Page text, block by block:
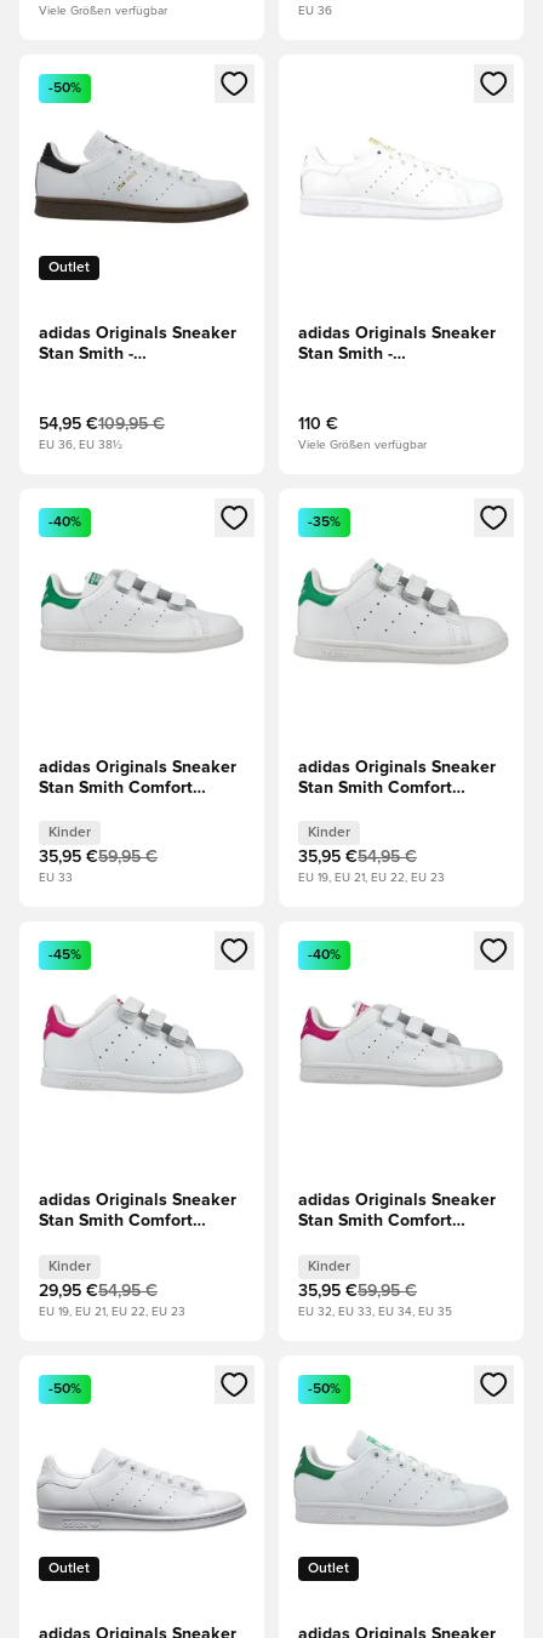
Viele Größen verfügbar EU 36
Öffnet ein neues Fenster zum Anmelden oder Registrieren
Outlet
-50%
adidas Originals Sneaker
Stan Smith -
54,95 €109,95 €
EU 36, EU 38½
Öffnet ein neues Fenster
adidas Originals Sneaker
Stan Smith -
110 €
Viele Größen verfügbar
Öffnet ein neues Fenster zum Anmelden oder Registrieren
-40%
adidas Originals Sneaker
Stan Smith Comfort
Kinder
Kinder
35,95 €59,95 €
EU 33
Öffnet ein neues Fenster
-35%
adidas Originals Sneaker
Stan Smith Comfort
Kleine Kinder
Kinder
35,95 €54,95 €
EU 19, EU 21, EU 22, EU 23
Öffnet ein neues Fenster zum Anmelden oder Registrieren
-45%
adidas Originals Sneaker
Stan Smith Comfort
Kinder
Kinder
29,95 €54,95 €
EU 19, EU 21, EU 22, EU 23
Öffnet ein neues Fenster
-40%
adidas Originals Sneaker
Stan Smith Comfort
Kinder
Kinder
35,95 €59,95 €
EU 32, EU 33, EU 34, EU 35
Öffnet ein neues Fenster zum Anmelden oder Registrieren
Outlet
-50%
adidas Originals Sneaker
Öffnet ein neues Fenster
Outlet
-50%
adidas Originals Sneaker